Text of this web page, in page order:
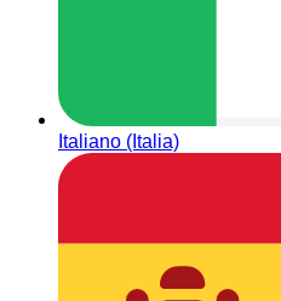
Italiano (Italia)